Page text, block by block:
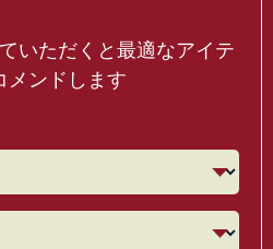
いただくと最適なアイテ
メンドします